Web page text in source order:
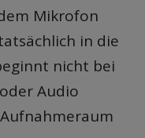
Mikrofon
in die
nicht bei
Audio